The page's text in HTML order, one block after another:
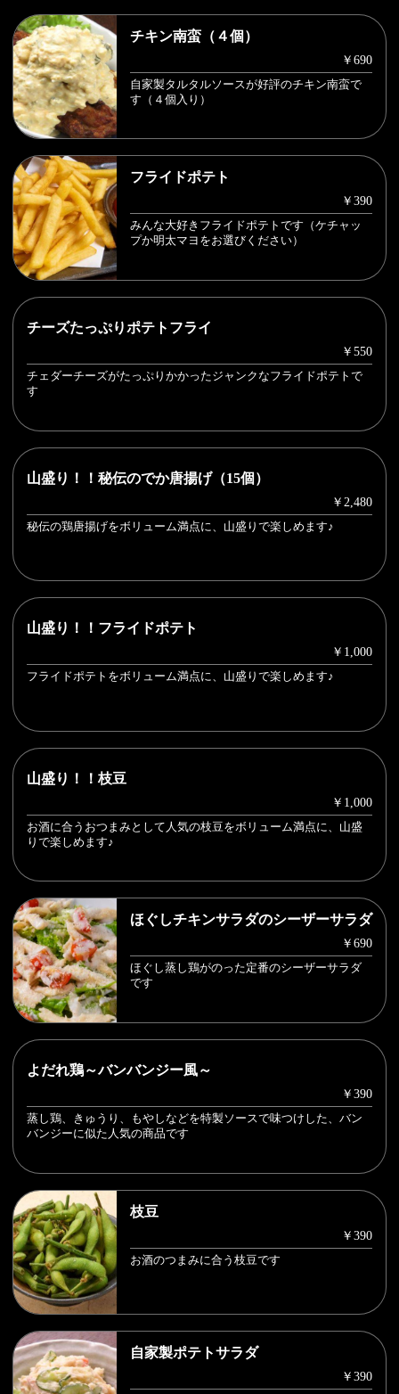
チキン南蛮（４個）
￥690
自家製タルタルソースが好評のチキン南蛮で
す（４個入り）
フライドポテト
￥390
みんな大好きフライドポテトです（ケチャッ
プか明太マヨをお選びください）
チーズたっぷりポテトフライ
￥550
チェダーチーズがたっぷりかかったジャンクなフライドポテトで
す
山盛り！！秘伝のでか唐揚げ（15個）
￥2,480
秘伝の鶏唐揚げをボリューム満点に、山盛りで楽しめます♪
山盛り！！フライドポテト
￥1,000
フライドポテトをボリューム満点に、山盛りで楽しめます♪
山盛り！！枝豆
￥1,000
お酒に合うおつまみとして人気の枝豆をボリューム満点に、山盛
りで楽しめます♪
ほぐしチキンサラダのシーザーサラダ
￥690
ほぐし蒸し鶏がのった定番のシーザーサラダ
です
よだれ鶏～バンバンジー風～
￥390
蒸し鶏、きゅうり、もやしなどを特製ソースで味つけした、バン
バンジーに似た人気の商品です
枝豆
￥390
お酒のつまみに合う枝豆です
自家製ポテトサラダ
￥390